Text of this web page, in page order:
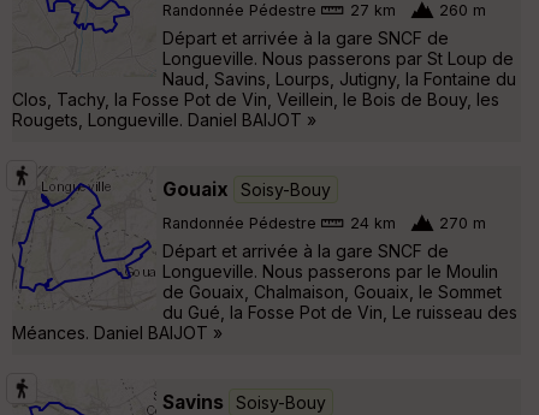
Randonnée Pédestre 27 km 260 m
Départ et arrivée à la gare SNCF de
Longueville. Nous passerons par St Loup de
Naud, Savins, Lourps, Jutigny, la Fontaine du
Clos, Tachy, la Fosse Pot de Vin, Veillein, le Bois de Bouy, les
Rougets, Longueville. Daniel BAIJOT »
Gouaix Soisy-Bouy
Randonnée Pédestre 24 km 270 m
Départ et arrivée à la gare SNCF de
Longueville. Nous passerons par le Moulin
de Gouaix, Chalmaison, Gouaix, le Sommet
du Gué, la Fosse Pot de Vin, Le ruisseau des
Méances. Daniel BAIJOT »
Savins Soisy-Bouy